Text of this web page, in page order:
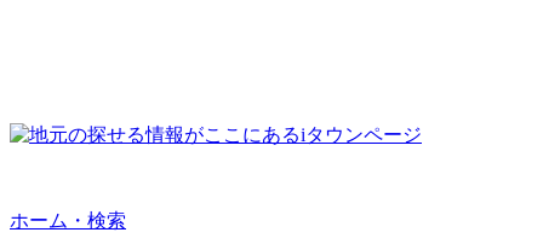
ホーム・検索